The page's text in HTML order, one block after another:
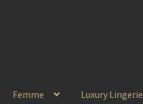
Femme Luxury Lingerie